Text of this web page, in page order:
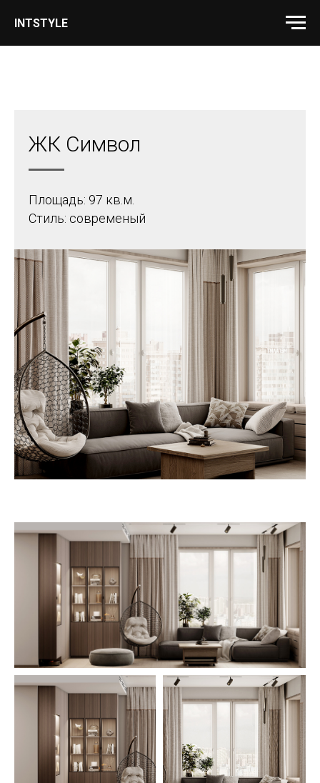
INTSTYLE
ЖК Символ
Площадь: 97 кв.м.
Стиль: современый